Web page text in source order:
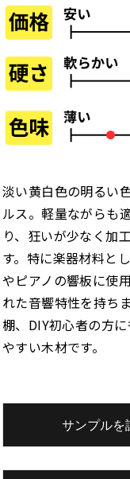
淡い黄白色の明るい
ルス。軽量ながらも
り、狂いが少なく加
す。特に楽器材料と
やピアノの響板に使
れた音響特性を持ち
棚、DIY初心者の方
やすい木材です。
サンプルを